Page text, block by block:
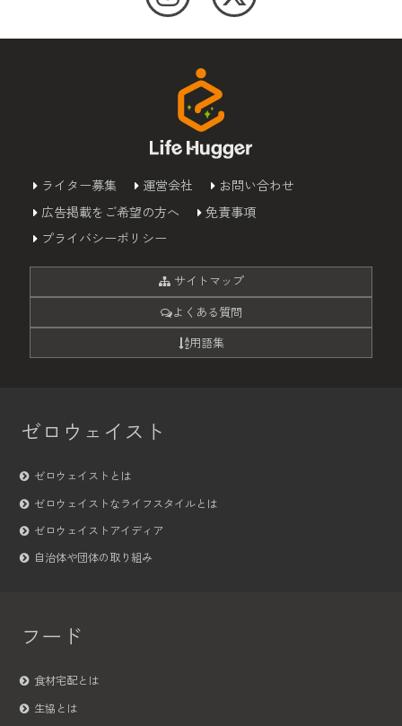
ライター募集 運営会社
お問い合わせ
広告掲載をご希望の方へ
免責事項
プライバシーポリシー
サイトマップ
よくある質問
用語集
ゼロウェイスト
ゼロウェイストとは
ゼロウェイストなライフスタイルとは
ゼロウェイストアイディア
自治体や団体の取り組み
フード
食材宅配とは
生協とは